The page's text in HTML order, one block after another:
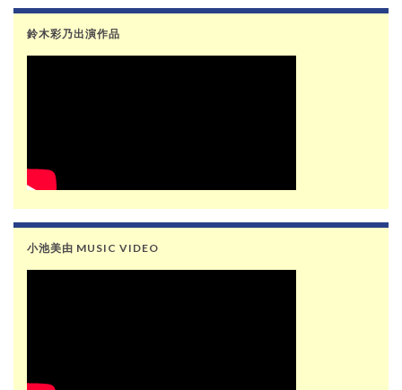
鈴木彩乃出演作品
小池美由 MUSIC VIDEO